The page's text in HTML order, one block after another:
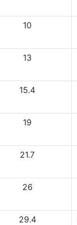
10
13
15.4
19
21.7
26
29.4